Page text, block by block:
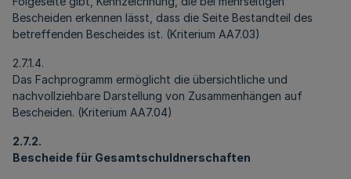
Bescheiden erkennen lässt, dass die Seite Bestandteil des
betreffenden Bescheides ist. (Kriterium AA7.03)
2.7.1.4.
Das Fachprogramm ermöglicht die übersichtliche und
nachvollziehbare Darstellung von Zusammenhängen auf
Bescheiden. (Kriterium AA7.04)
2.7.2.
Bescheide für Gesamtschuldnerschaften